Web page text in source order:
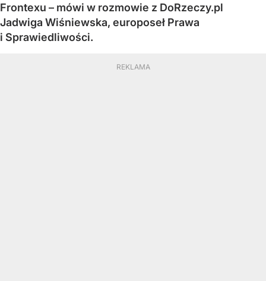
Frontexu – mówi w rozmowie z DoRzeczy.pl
Jadwiga Wiśniewska, europoseł Prawa
i Sprawiedliwości.